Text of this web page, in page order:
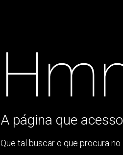
A página que
Que tal buscar o que procura